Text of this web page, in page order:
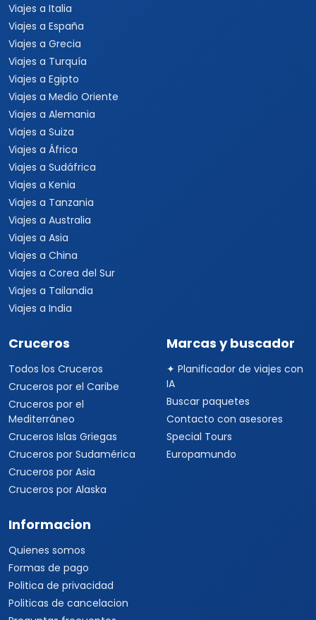
Viajes a Italia
Viajes a España
Viajes a Grecia
Viajes a Turquía
Viajes a Egipto
Viajes a Medio Oriente
Viajes a Alemania
Viajes a Suiza
Viajes a África
Viajes a Sudáfrica
Viajes a Kenia
Viajes a Tanzania
Viajes a Australia
Viajes a Asia
Viajes a China
Viajes a Corea del Sur
Viajes a Tailandia
Viajes a India
Cruceros
Todos los Cruceros
Cruceros por el Caribe
Cruceros por el
Mediterráneo
Cruceros Islas Griegas
Cruceros por Sudamérica
Cruceros por Asia
Cruceros por Alaska
Marcas y buscador
✦ Planificador de viajes con
IA
Buscar paquetes
Contacto con asesores
Special Tours
Europamundo
Informacion
Quienes somos
Formas de pago
Politica de privacidad
Politicas de cancelacion